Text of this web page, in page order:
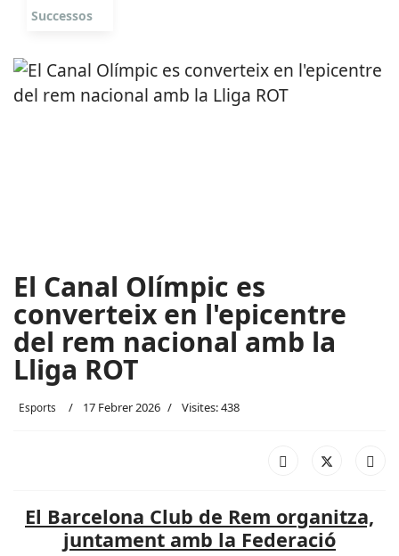
Successos
El Canal Olímpic es
converteix en l'epicentre
del rem nacional amb la
Lliga ROT
Esports 17 Febrer 2026 Visites: 438
El Barcelona Club de Rem organitza,
juntament amb la Federació